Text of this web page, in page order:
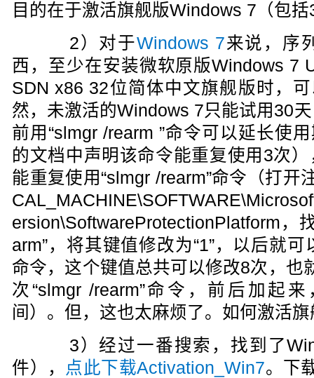
目的在于激活旗舰版Windows 7（包
2）对于Windows 7来说，序
西，至少在安装微软原版Windows 7
SDN x86 32位简体中文旗舰版时，
然，未激活的Windows 7只能试用30
前用“slmgr /rearm ”命令可以延长使
的文档中声明该命令能重复使用3次
能重复使用“slmgr /rearm”命令（打开
ersion\SoftwareProtectionPlatform，
arm”，将其键值修改为“1”，以后就可
命令，这个键值总共可以修改8次，也
次“slmgr /rearm”命令，前后加起
间）。但，这也太麻烦了。如何激活
3）经过一番搜索，找到了
件）， 点此下载Activation_Win7。下